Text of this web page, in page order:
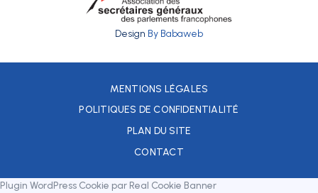
Design By Babaweb
MENTIONS LÉGALES
POLITIQUES DE CONFIDENTIALITÉ
PLAN DU SITE
CONTACT
Plugin WordPress Cookie par Real Cookie Banner